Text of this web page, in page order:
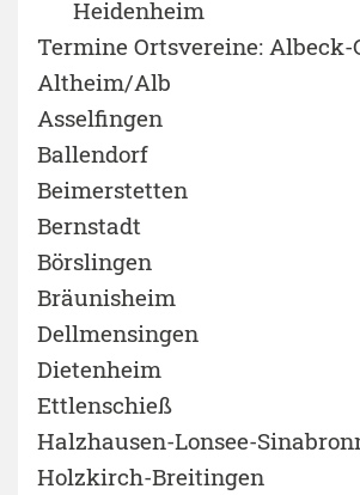
Heidenheim
Termine Ortsvereine: Albeck-
Altheim/Alb
Asselfingen
Ballendorf
Beimerstetten
Bernstadt
Börslingen
Bräunisheim
Dellmensingen
Dietenheim
Ettlenschieß
Halzhausen-Lonsee-
Holzkirch-Breitingen